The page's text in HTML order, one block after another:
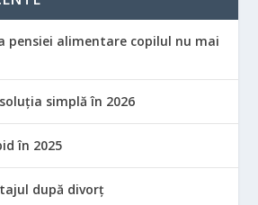
pensiei alimentare copilul nu mai
simplă în 2026
în 2025
după divorț